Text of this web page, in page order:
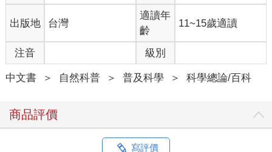
出版地 台灣
適讀年
齡
11~15歲適讀
注音 級別
中文書 ＞ 自然科普 ＞ 普及科學 ＞ 科學總論/百科
商品評價
寫評價